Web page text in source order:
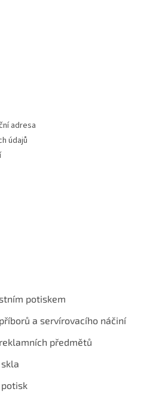
adresa
údajů
potiskem
a servírovacího náčiní
předmětů